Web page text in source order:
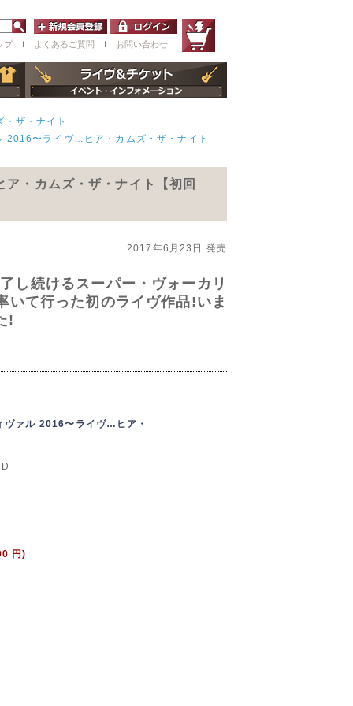
プ ｌ よくあるご質問 ｌ お問い合わせ
ザ・ナイト
2016〜ライヴ…ヒア・カムズ・ザ・ナイト
・カムズ・ザ・ナイト【初回
2017年6月23日 発売
し続けるスーパー・ヴォーカリ
いて行った初のライヴ作品!いま
!
ヴァル 2016〜ライヴ…ヒア・
円)